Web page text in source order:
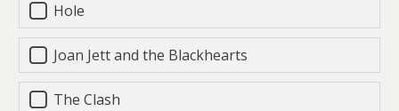
Hole
Joan Jett and the Blackhearts
The Clash